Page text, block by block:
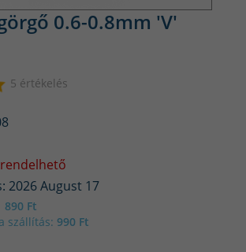
0.6-0.8mm 'V'
5 értékelés
2026 August 17
890 Ft
szállítás: 990 Ft